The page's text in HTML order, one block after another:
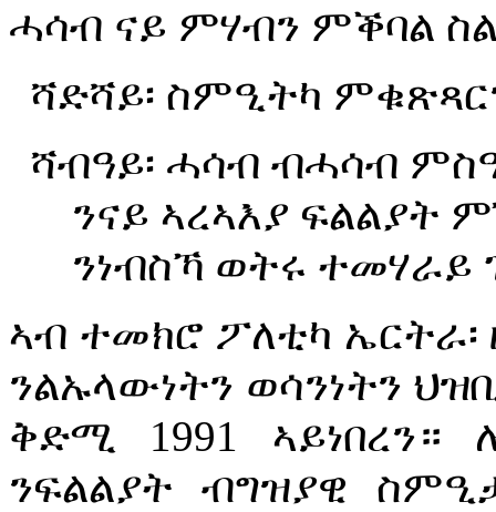
ሓሳብ ናይ ምሃብን ምቕባል
ሻድሻይ፡ ስምዒትካ
ሻብዓይ፡ ሓሳብ ብሓሳብ
ንናይ ኣረኣእያ ፍልልያት
ንነብስኻ ወትሩ ተመሃራይ
ኣብ ተመክሮ ፖለቲካ ኤርትራ፡
ንልኡላውነትን ወሳንነትን
ቅድሚ 1991
ንፍልልያት ብግዝያዊ